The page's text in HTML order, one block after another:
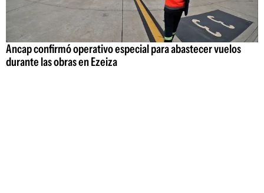
Ancap confirmó operativo especial para abastecer vuelos
durante las obras en Ezeiza